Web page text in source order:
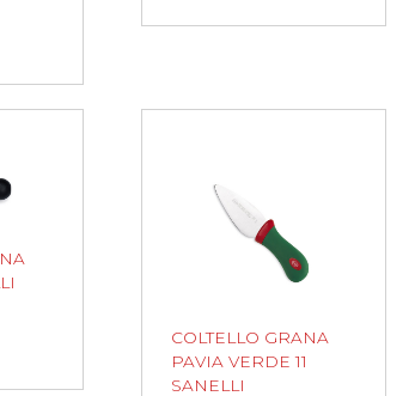
COLTELLO GRANA
PAVIA VERDE 11
SANELLI